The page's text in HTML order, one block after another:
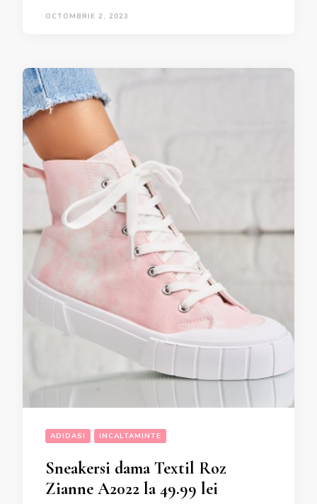
OCTOMBRIE 2, 2023
ADIDASI INCALTAMINTE
Sneakersi dama Textil Roz
Zianne A2022 la 49.99 lei